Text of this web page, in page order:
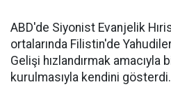
ABD'de Siyonist Evanjelik
ortalarında Filistin'de
Gelişi hızlandırmak amacıyla
kurulmasıyla kendini gösterdi.